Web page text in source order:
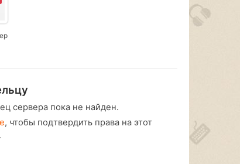
сервера пока не найден.
, чтобы подтвердить права на этот